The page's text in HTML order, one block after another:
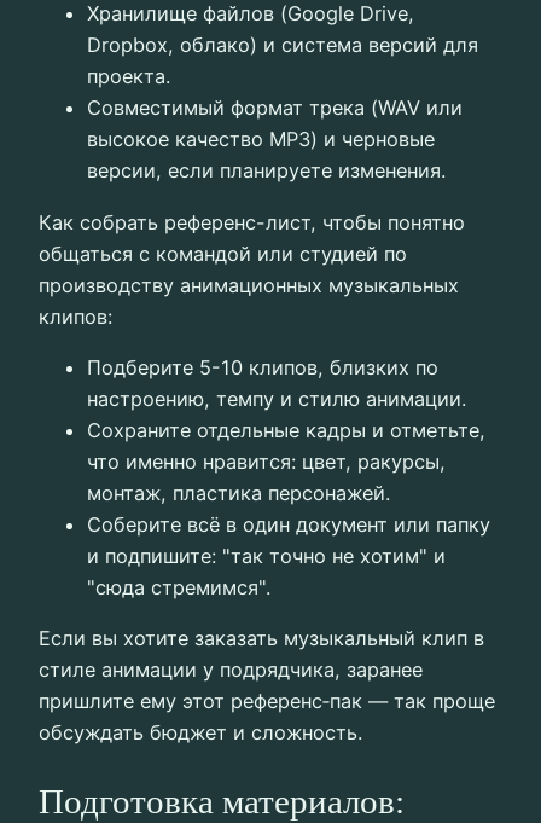
Хранилище файлов (Google Drive,
Dropbox, облако) и система версий для
проекта.
Совместимый формат трека (WAV или
высокое качество MP3) и черновые
версии, если планируете изменения.
Как собрать референс-лист, чтобы понятно
общаться с командой или студией по
производству анимационных музыкальных
клипов:
Подберите 5-10 клипов, близких по
настроению, темпу и стилю анимации.
Сохраните отдельные кадры и отметьте,
что именно нравится: цвет, ракурсы,
монтаж, пластика персонажей.
Соберите всё в один документ или папку
и подпишите: "так точно не хотим" и
"сюда стремимся".
Если вы хотите заказать музыкальный клип в
стиле анимации у подрядчика, заранее
пришлите ему этот референс‑пак — так проще
обсуждать бюджет и сложность.
Подготовка материалов: